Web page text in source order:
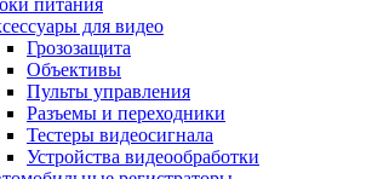
питания
для видео
Грозозащита
Объективы
Пульты управления
Разъемы и переходники
Тестеры видеосигнала
Устройства видеообработки